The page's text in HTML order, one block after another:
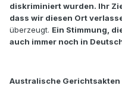
diskriminiert wurden. Ihr
dass wir diesen Ort
überzeugt. Ein Stimmung,
auch immer noch in
Australische